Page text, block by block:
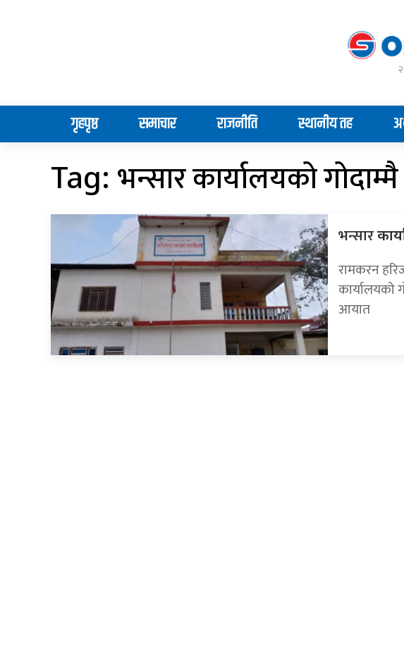
गृहपृष्ठ समाचार राजनीति स्थानीय तह
Tag: भन्सार कार्यालयको
भन्सार
रामकरन
कार्यालयको
आयात